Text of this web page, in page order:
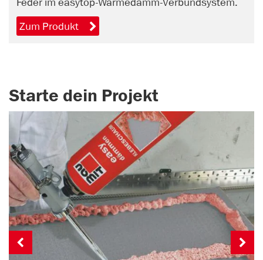
Zum Produkt
Starte dein Projekt